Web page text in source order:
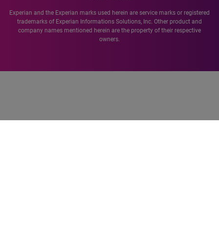
Experian and the Experian marks used herein are service marks or registered
trademarks of Experian Informations Solutions, Inc. Other product and
company names mentioned herein are the property of their respective
owners.